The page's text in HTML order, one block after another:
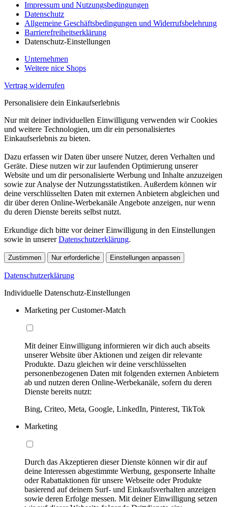
Impressum und Nutzungsbedingungen
Datenschutz
Allgemeine Geschäftsbedingungen und Widerrufsbelehrung
Barrierefreiheitserklärung
Datenschutz-Einstellungen
Unternehmen
Weitere nice Shops
Vertrag widerrufen
Personalisiere dein Einkaufserlebnis
Nur mit deiner individuellen Einwilligung verwenden wir Cookies
und weitere Technologien, um dir ein personalisiertes
Einkaufserlebnis zu bieten.
Dazu erfassen wir Daten über unsere Nutzer, deren Verhalten und
Geräte. Diese nutzen wir zur laufenden Optimierung unserer
Website und um dir personalisierte Werbung und Inhalte anzuzeigen
sowie zur Analyse der Nutzungsstatistiken. Außerdem können wir
deine verschlüsselten Daten mit externen Anbietern abgleichen und
dir über deren Online-Werbekanäle Angebote anzeigen, nur wenn
du deren Dienste bereits selbst nutzt.
Erkundige dich bitte vor deiner Einwilligung in den Einstellungen
sowie in unsererDatenschutzerklärung.
Zustimmen Nur erforderliche Einstellungen anpassen
Datenschutzerklärung
Individuelle Datenschutz-Einstellungen
Marketing per Customer-Match
Mit deiner Einwilligung informieren wir dich auch abseits
unserer Website über Aktionen und zeigen dir relevante
Produkte. Dazu gleichen wir deine verschlüsselten
personenbezogenen Daten mit folgenden externen Anbietern
ab und nutzen deren Online-Werbekanäle, sofern du deren
Dienste bereits nutzt:
Bing, Criteo, Meta, Google, LinkedIn, Pinterest, TikTok
Marketing
Durch das Akzeptieren dieser Dienste können wir dir auf
deine Interessen abgestimmte Werbung, gesponserte Inhalte
oder Rabattaktionen für unsere Webseite oder Produkte
basierend auf deinem Surf- und Einkaufsverhalten anzeigen
sowie deren Erfolge messen. Mit deiner Einwilligung setzen